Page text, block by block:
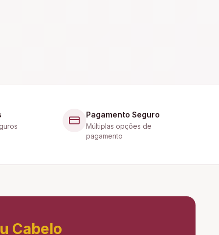
Pagamento Seguro
Múltiplas opções de
pagamento
Cabelo